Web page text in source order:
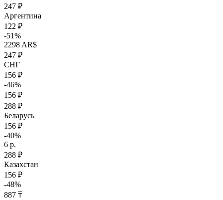
247 ₽
Аргентина
122 ₽
-51%
2298 AR$
247 ₽
СНГ
156 ₽
-46%
156 ₽
288 ₽
Беларусь
156 ₽
-40%
6 р.
288 ₽
Казахстан
156 ₽
-48%
887 ₸